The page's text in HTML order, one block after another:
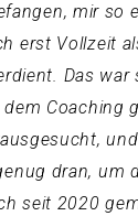
mir so
erst Vollzeit
Das
Coaching
dran, um
seit 2020